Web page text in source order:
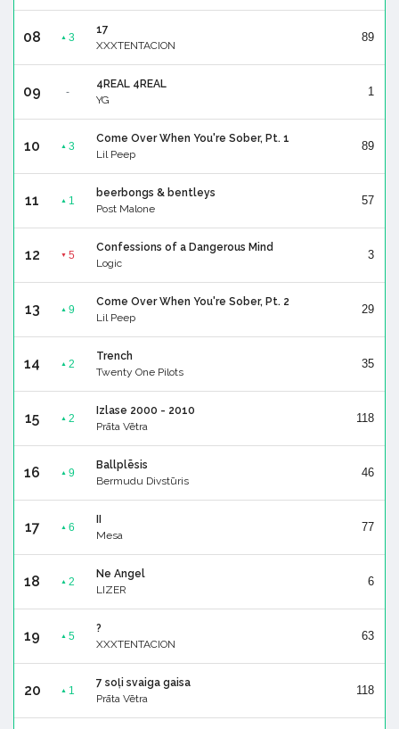
08 ▲ 3
17
XXXTENTACION
89
09 -
4REAL 4REAL
YG
1
10 ▲ 3
Come Over When You're Sober, Pt. 1
Lil Peep
89
11 ▲ 1
beerbongs & bentleys
Post Malone
57
12 ▼ 5
Confessions of a Dangerous Mind
Logic
3
13 ▲ 9
Come Over When You're Sober, Pt. 2
Lil Peep
29
14 ▲ 2
Trench
Twenty One Pilots
35
15 ▲ 2
Izlase 2000 - 2010
Prāta Vētra
118
16 ▲ 9
Ballplēsis
Bermudu Divstūris
46
17 ▲ 6
II
Mesa
77
18 ▲ 2
Ne Angel
LIZER
6
19 ▲ 5
?
XXXTENTACION
63
20 ▲ 1
7 soļi svaiga gaisa
Prāta Vētra
118